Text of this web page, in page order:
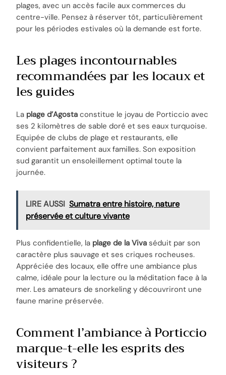
plages, avec un accès facile aux commerces du
centre-ville. Pensez à réserver tôt, particulièrement
pour les périodes estivales où la demande est forte.
Les plages incontournables
recommandées par les locaux et
les guides
La plage d’Agosta constitue le joyau de Porticcio avec
ses 2 kilomètres de sable doré et ses eaux turquoise.
Equipée de clubs de plage et restaurants, elle
convient parfaitement aux familles. Son exposition
sud garantit un ensoleillement optimal toute la
journée.
LIRE AUSSI Sumatra entre histoire, nature
préservée et culture vivante
Plus confidentielle, la plage de la Viva séduit par son
caractère plus sauvage et ses criques rocheuses.
Appréciée des locaux, elle offre une ambiance plus
calme, idéale pour la lecture ou la méditation face à la
mer. Les amateurs de snorkeling y découvriront une
faune marine préservée.
Comment l’ambiance à Porticcio
marque-t-elle les esprits des
visiteurs ?